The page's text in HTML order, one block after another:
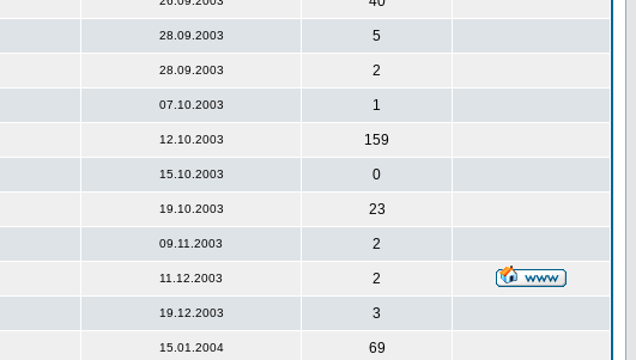
28.09.2003 5
28.09.2003 2
07.10.2003 1
12.10.2003 159
15.10.2003 0
19.10.2003 23
09.11.2003 2
11.12.2003 2
19.12.2003 3
15.01.2004 69